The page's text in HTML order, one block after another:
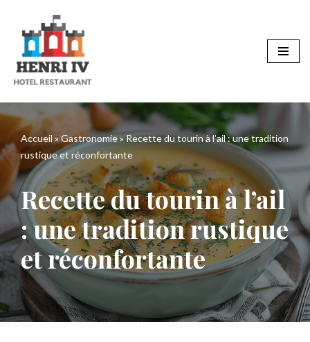
Aller
contenu
Accueil » Gastronomie»Recette du tourin à l’ail : une tradition
rustique et réconfortante
Recette du tourin à l’ail
: une tradition rustique
et réconfortante